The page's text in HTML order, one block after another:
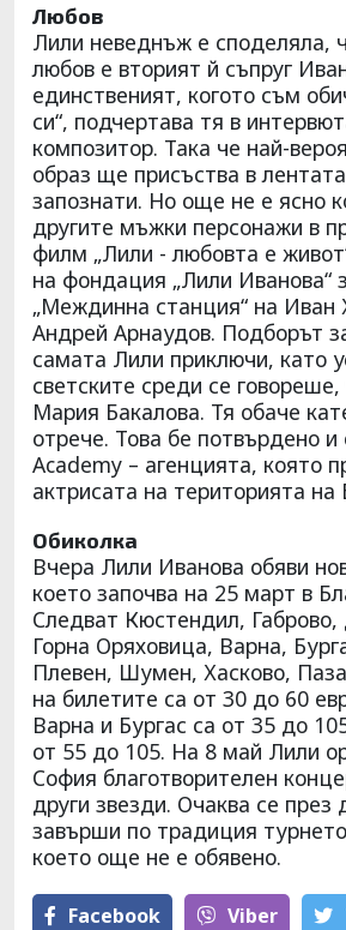
Любов
Лили неведнъж е споделяла,
любов е вторият й съпруг
единственият, когото съм
си“, подчертава тя в
композитор. Така че най-
образ ще присъства в
запознати. Но още не е ясно
другите мъжки персонажи в
филм „Лили - любовта е
на фондация „Лили Иванова“
„Междинна станция“ на Иван
Андрей Арнаудов. Подборът
самата Лили приключи, като
светските среди се
Мария Бакалова. Тя обаче
отрече. Това бе потвърдено и
Academy – агенцията, която
актрисата на територията на
Обиколка
Вчера Лили Иванова обяви
което започва на 25 март в
Следват Кюстендил, Габрово,
Горна Оряховица, Варна,
Плевен, Шумен, Хасково,
на билетите са от 30 до 60
Варна и Бургас са от 35 до
от 55 до 105. На 8 май Лили
София благотворителен
други звезди. Очаква се през
завърши по традиция
което още не е обявено.
Facebook Viber